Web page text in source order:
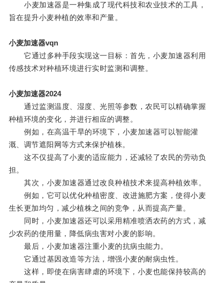
小麦加速器是一种集成了现代科技和农业技术的工具，
旨在提升小麦种植的效率和产量。
小麦加速器vqn
它通过多种手段实现这一目标：首先，小麦加速器利用
传感技术对种植环境进行实时监测和调整。
小麦加速器2024
通过监测温度、湿度、光照等参数，农民可以精确掌握
种植环境的变化，并进行相应的调整。
例如，在高温干旱的环境下，小麦加速器可以智能灌
溉、调节遮阳网等方式来保护植株。
这不仅提高了小麦的适应能力，还减轻了农民的劳动负
担。
其次，小麦加速器通过改良种植技术来提高种植效率。
例如，它可以优化种植密度、改进施肥方案，使得小麦
生长更加均匀，减少植株之间的竞争，从而提高产量。
同时，小麦加速器还可以采用精准喷洒农药的方式，减
少农药的使用量，降低病虫害对小麦的影响。
最后，小麦加速器注重小麦的抗病虫能力。
它通过基因改造等方法，增强小麦的耐病虫性。
这样，即使在病害肆虐的环境下，小麦也能保持较高的